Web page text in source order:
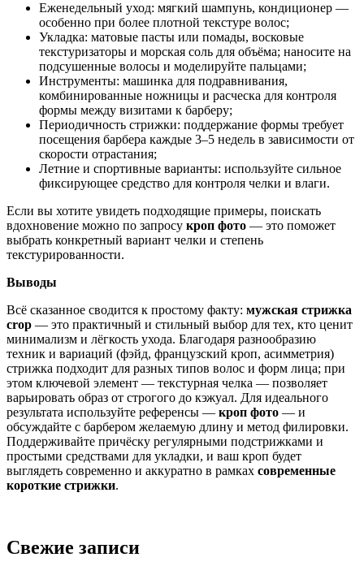
Еженедельный уход: мягкий шампунь, кондиционер —
особенно при более плотной текстуре волос;
Укладка: матовые пасты или помады, восковые
текстуризаторы и морская соль для объёма; наносите на
подсушенные волосы и моделируйте пальцами;
Инструменты: машинка для подравнивания,
комбинированные ножницы и расческа для контроля
формы между визитами к барберу;
Периодичность стрижки: поддержание формы требует
посещения барбера каждые 3–5 недель в зависимости от
скорости отрастания;
Летние и спортивные варианты: используйте сильное
фиксирующее средство для контроля челки и влаги.
Если вы хотите увидеть подходящие примеры, поискать
вдохновение можно по запросу кроп фото — это поможет
выбрать конкретный вариант челки и степень
текстурированности.
Выводы
Всё сказанное сводится к простому факту: мужская стрижка
crop — это практичный и стильный выбор для тех, кто ценит
минимализм и лёгкость ухода. Благодаря разнообразию
техник и вариаций (фэйд, французский кроп, асимметрия)
стрижка подходит для разных типов волос и форм лица; при
этом ключевой элемент — текстурная челка — позволяет
варьировать образ от строгого до кэжуал. Для идеального
результата используйте референсы — кроп фото — и
обсуждайте с барбером желаемую длину и метод филировки.
Поддерживайте причёску регулярными подстрижками и
простыми средствами для укладки, и ваш кроп будет
выглядеть современно и аккуратно в рамках современные
короткие стрижки.
Свежие записи